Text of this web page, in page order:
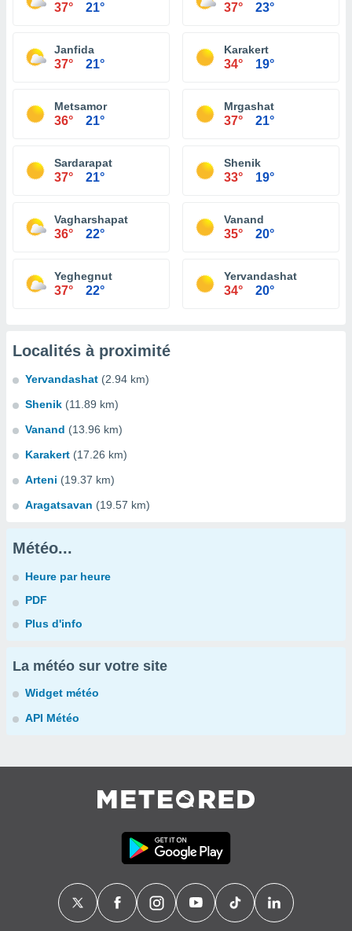
37° 21° 37° 23°
Janfida
37° 21°
Karakert
34° 19°
Metsamor
36° 21°
Mrgashat
37° 21°
Sardarapat
37° 21°
Shenik
33° 19°
Vagharshapat
36° 22°
Vanand
35° 20°
Yeghegnut
37° 22°
Yervandashat
34° 20°
Localités à proximité
Yervandashat (2.94 km)
Shenik (11.89 km)
Vanand (13.96 km)
Karakert (17.26 km)
Arteni (19.37 km)
Aragatsavan (19.57 km)
Météo...
Heure par heure
PDF
Plus d'info
La météo sur votre site
Widget météo
API Météo